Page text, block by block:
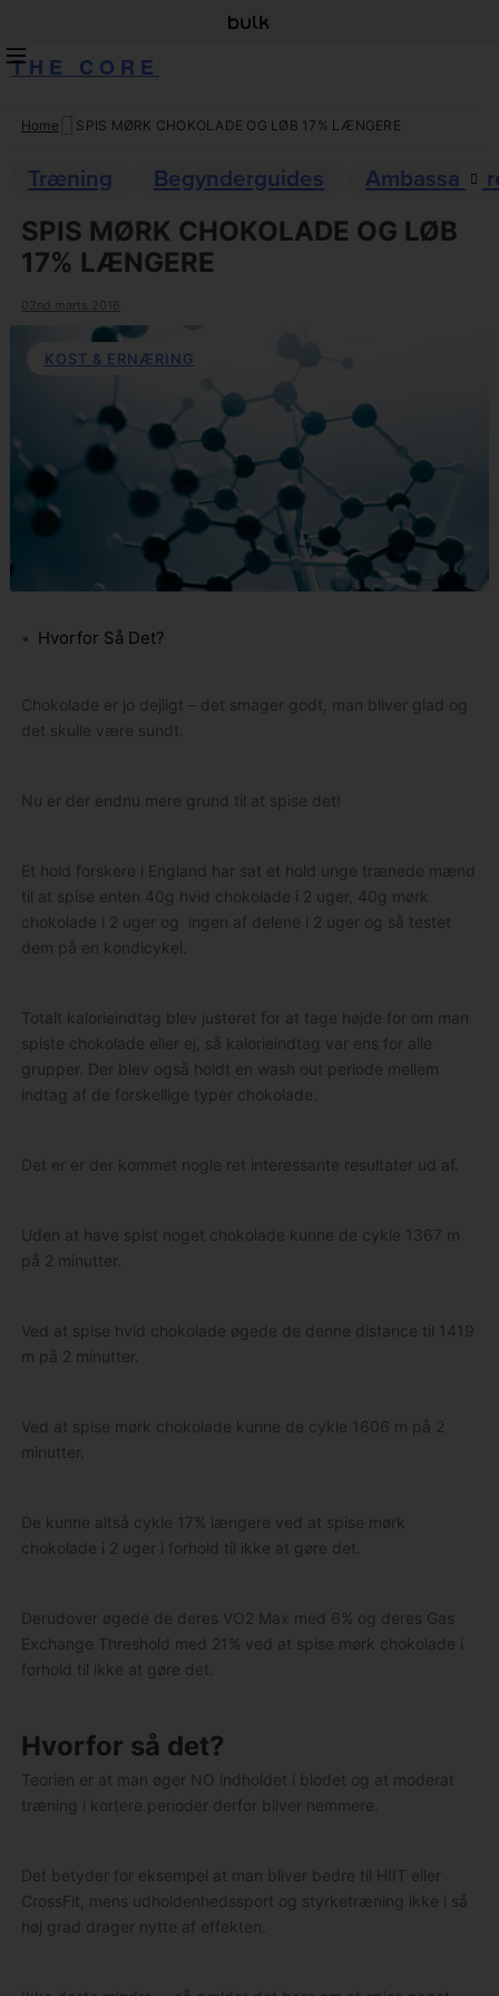
THE CORE
Skip
content
Home SPIS MØRK CHOKOLADE OG LØB 17% LÆNGERE
Træning Begynderguides
SPIS MØRK CHOKOLADE OG LØB
17% LÆNGERE
02nd marts 2016
KOST & ERNÆRING
Hvorfor Så Det?
Chokolade er jo dejligt – det smager godt, man bliver glad og
det skulle være sundt.
Nu er der endnu mere grund til at spise det!
Et hold forskere i England har sat et hold unge trænede mænd
til at spise enten 40g hvid chokolade i 2 uger, 40g mørk
chokolade i 2 uger og ingen af delene i 2 uger og så testet
dem på en kondicykel.
Totalt kalorieindtag blev justeret for at tage højde for om man
spiste chokolade eller ej, så kalorieindtag var ens for alle
grupper. Der blev også holdt en wash out periode mellem
indtag af de forskellige typer chokolade.
Det er er der kommet nogle ret interessante resultater ud af.
Uden at have spist noget chokolade kunne de cykle 1367 m
på 2 minutter.
Ved at spise hvid chokolade øgede de denne distance til 1419
m på 2 minutter.
Ved at spise mørk chokolade kunne de cykle 1606 m på 2
minutter.
De kunne altså cykle 17% længere ved at spise mørk
chokolade i 2 uger i forhold til ikke at gøre det.
Derudover øgede de deres VO2 Max med 6% og deres Gas
Exchange Threshold med 21% ved at spise mørk chokolade i
forhold til ikke at gøre det.
Hvorfor så det?
Teorien er at man øger NO indholdet i blodet og at moderat
træning i kortere perioder derfor bliver nemmere.
Det betyder for eksempel at man bliver bedre til HIIT eller
CrossFit, mens udholdenhedssport og styrketræning ikke i så
høj grad drager nytte af effekten.